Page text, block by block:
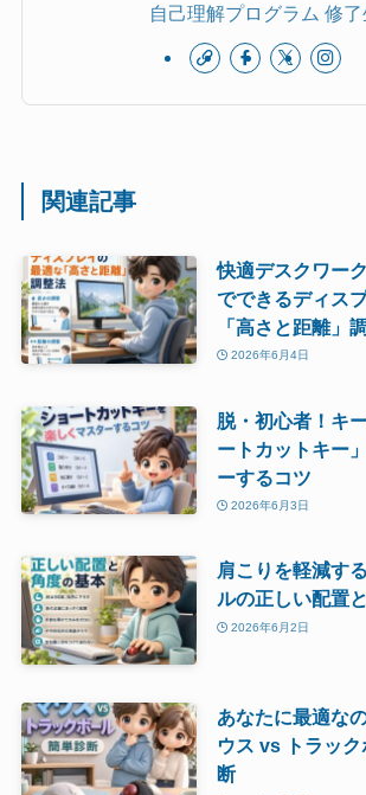
自己理解プログラム 修了
関連記事
快適デスクワー
でできるディス
「高さと距離」
2026年6月4日
脱・初心者！キ
ートカットキー
ーするコツ
2026年6月3日
肩こりを軽減す
ルの正しい配置
2026年6月2日
あなたに最適な
ウス vs トラッ
断